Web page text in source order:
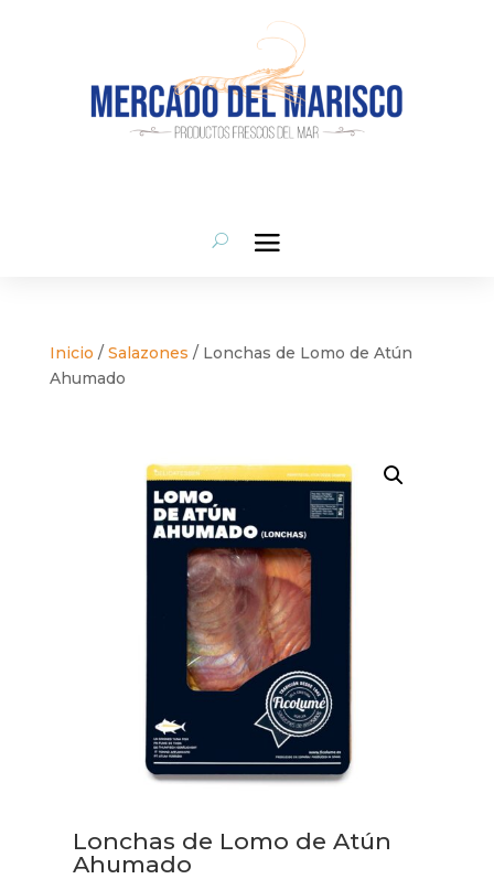
Inicio / Salazones / Lonchas de Lomo de Atún
Ahumado
Lonchas de Lomo de Atún
Ahumado